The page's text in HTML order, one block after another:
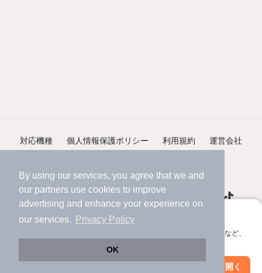
By using our services, you agree that we and
our partners use cookies to improve
advertising and enhance your experience on
our services.
Privacy Policy
OK
アプリに切り替えて、サクサクお部屋探し
会員登録なしですぐ使える。マップ検索やお気に入り保存など、
アプリを開く
絞り込み条件を変更
対応機種 個人情報保護ポリシー 利用規約 運営会社
©NIFTY Lifestyle Co., Ltd.